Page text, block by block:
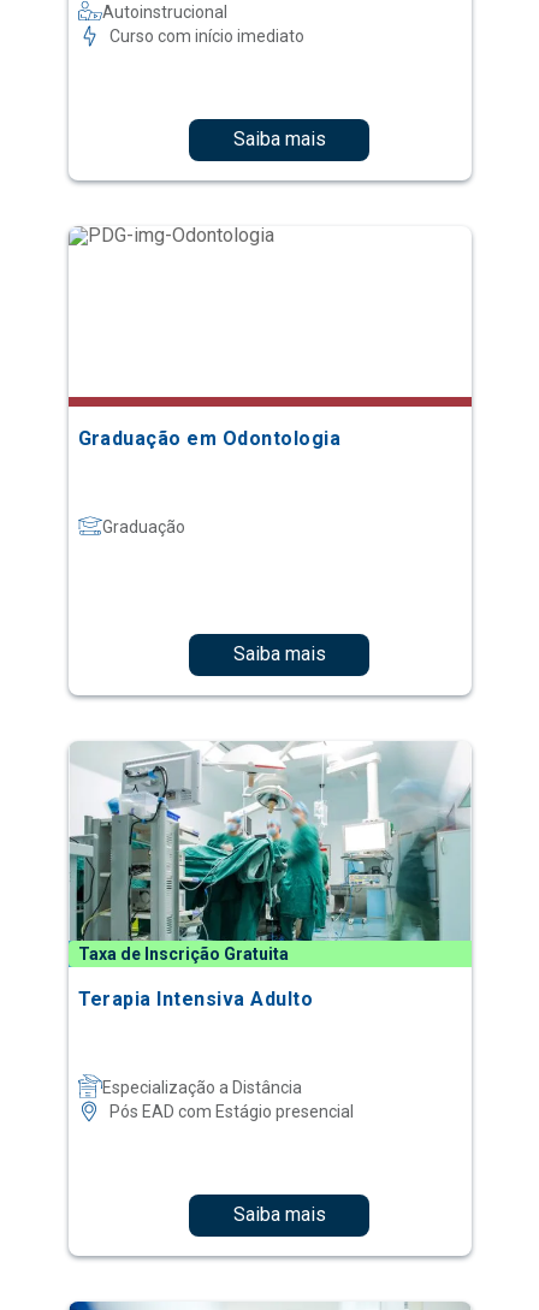
Autoinstrucional
Curso com início imediato
Saiba mais
Graduação em Odontologia
Graduação
Saiba mais
Taxa de Inscrição Gratuita
Terapia Intensiva Adulto
Especialização a Distância
Pós EAD com Estágio presencial
Saiba mais